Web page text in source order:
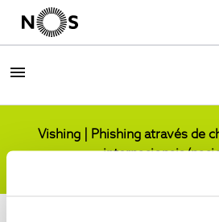
Vishing | Phishing através de
internacionais/